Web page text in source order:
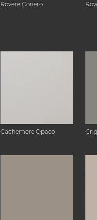
Rovere Conero
Cachemere Opaco